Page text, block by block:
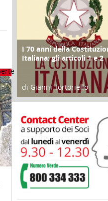
FOCUS
I 70 anni della
Italiana: gli articoli 1 e 2
di Gianni Tortoriello
17 Marzo 2018